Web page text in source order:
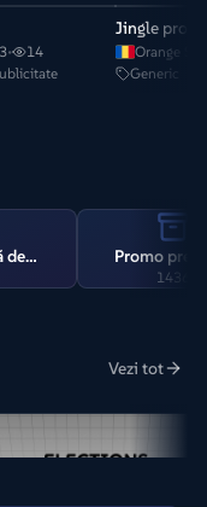
•
14
Jingle
Orange
Generic
de
Intro
Promo
1436
Vezi tot
municipale din Franța